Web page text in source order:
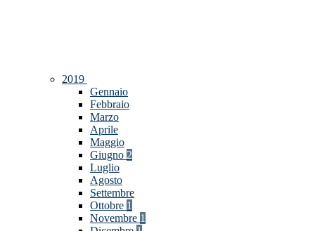
2019
Gennaio
Febbraio
Marzo
Aprile
Maggio
Giugno 2
Luglio
Agosto
Settembre
Ottobre 1
Novembre 1